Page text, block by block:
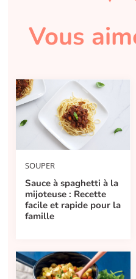
Vous
SOUPER
Sauce à spaghetti à la
mijoteuse : Recette
facile et rapide pour la
famille